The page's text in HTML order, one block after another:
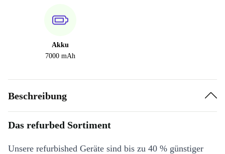
Akku
7000 mAh
Beschreibung
Das refurbed Sortiment
Unsere refurbished Geräte sind bis zu 40 % günstiger